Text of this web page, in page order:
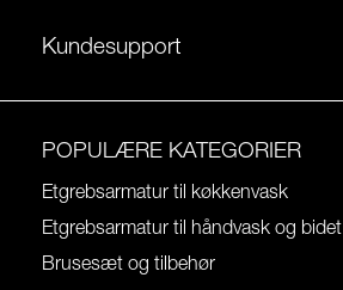
Kundesupport
POPULÆRE KATEGORIER
Etgrebsarmatur til køkkenvask
Etgrebsarmatur til håndvask og bidet
Brusesæt og tilbehør